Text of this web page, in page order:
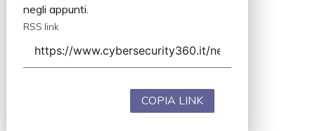
negli appunti.
RSS link
COPIA LINK